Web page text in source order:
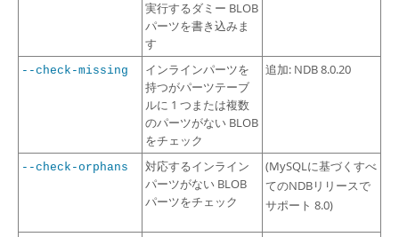
実行するダミー BLOB
パーツを書き込みま
す
--check-missing
インラインパーツを
持つがパーツテーブ
ルに 1 つまたは複数
のパーツがない BLOB
をチェック
追加: NDB 8.0.20
--check-orphans
対応するインライン
パーツがない BLOB
パーツをチェック
(MySQLに基づくすべ
てのNDBリリースで
サポート 8.0)